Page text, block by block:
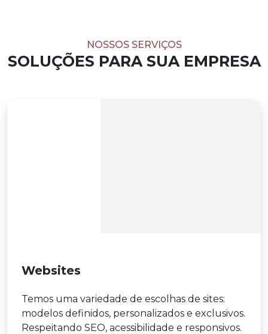
NOSSOS SERVIÇOS
SOLUÇÕES PARA SUA EMPRESA
Websites
Temos uma variedade de escolhas de sites:
modelos definidos, personalizados e exclusivos.
Respeitando SEO, acessibilidade e responsivos.